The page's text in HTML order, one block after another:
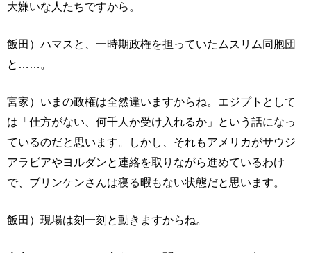
大嫌いな人たちですから。
飯田）ハマスと、一時期政権を担っていたムスリム同胞団
と……。
宮家）いまの政権は全然違いますからね。エジプトとして
は「仕方がない、何千人か受け入れるか」という話になっ
ているのだと思います。しかし、それもアメリカがサウジ
アラビアやヨルダンと連絡を取りながら進めているわけ
で、ブリンケンさんは寝る暇もない状態だと思います。
飯田）現場は刻一刻と動きますからね。